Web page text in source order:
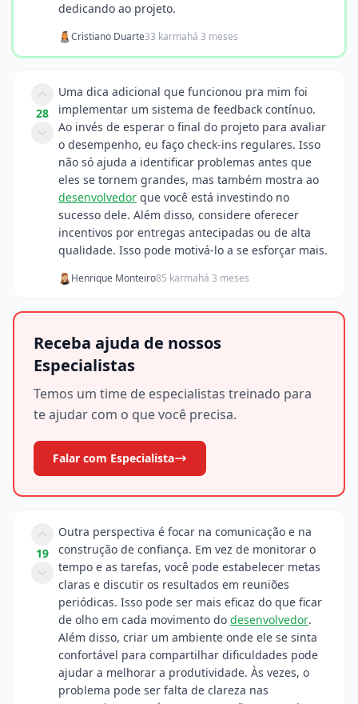
dedicando ao projeto.
Cristiano Duarte33 karmahá 3 meses
28
Uma dica adicional que funcionou pra mim foi
implementar um sistema de feedback contínuo.
Ao invés de esperar o final do projeto para avaliar
o desempenho, eu faço check-ins regulares. Isso
não só ajuda a identificar problemas antes que
eles se tornem grandes, mas também mostra ao
desenvolvedor que você está investindo no
sucesso dele. Além disso, considere oferecer
incentivos por entregas antecipadas ou de alta
qualidade. Isso pode motivá-lo a se esforçar mais.
Henrique Monteiro85 karmahá 3 meses
Receba ajuda de nossos
Especialistas
Temos um time de especialistas treinado para
te ajudar com o que você precisa.
Falar com Especialista
19
Outra perspectiva é focar na comunicação e na
construção de confiança. Em vez de monitorar o
tempo e as tarefas, você pode estabelecer metas
claras e discutir os resultados em reuniões
periódicas. Isso pode ser mais eficaz do que ficar
de olho em cada movimento do desenvolvedor.
Além disso, criar um ambiente onde ele se sinta
confortável para compartilhar dificuldades pode
ajudar a melhorar a produtividade. Às vezes, o
problema pode ser falta de clareza nas